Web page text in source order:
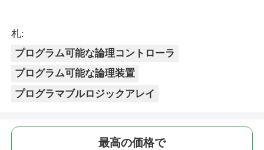
札:
プログラム可能な論理コントローラ
プログラム可能な論理装置
プログラマブルロジックアレイ
最高の価格で